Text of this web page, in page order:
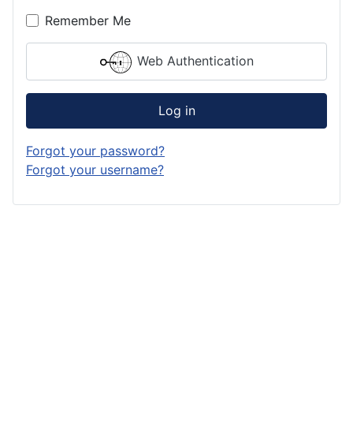
Remember Me
Web Authentication
Log in
Forgot your password?
Forgot your username?